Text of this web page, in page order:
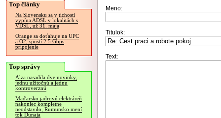
Top články
Na Slovensku sa v tichosti
vypína ADSL v lokalitách s
VDSL, už 31. mája
Orange sa doťahuje na UPC
a O2, spustí 2.5 Gbps
pripojenie
Top správy
Alza nasadila dve novinky,
jednu užitočnú a jednu
kontroverznú
Maďarsko jadrovú elektráreň
nakoniec kompletne
neodstavilo, Rumunsko mení
tok Dunaja
Meno:
Titulok:
Text: